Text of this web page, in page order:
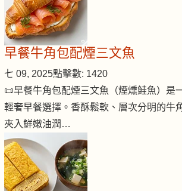
早餐牛角包配煙三文魚
七 09, 2025點擊數: 1420
📜早餐牛角包配煙三文魚（煙燻鮭魚）是
輕奢早餐選擇。香酥鬆軟、層次分明的牛
夾入鮮嫩油潤…